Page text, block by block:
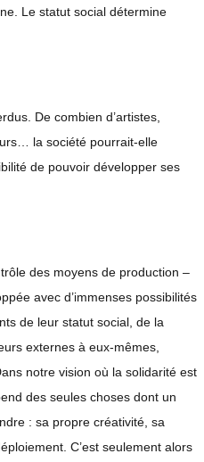
Le statut social détermine
De combien d’artistes,
la société pourrait-elle
de pouvoir développer ses
des moyens de production –
avec d’immenses possibilités
de leur statut social, de la
externes à eux-mêmes,
notre vision où la solidarité est
des seules choses dont un
: sa propre créativité, sa
C’est seulement alors